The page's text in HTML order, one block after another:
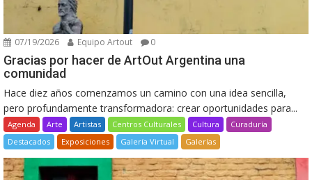
07/19/2026 Equipo Artout 0
Gracias por hacer de ArtOut Argentina una
comunidad
Hace diez años comenzamos un camino con una idea sencilla,
pero profundamente transformadora: crear oportunidades para...
Agenda Arte Artistas Centros Culturales Cultura
Curaduría
Destacados
Exposiciones Galería Virtual Galerías